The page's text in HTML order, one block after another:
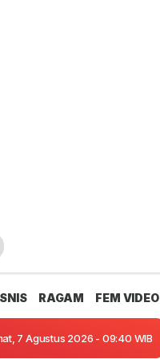
RAGAM FEM VIDEO
7 Agustus 2026 - 09:40 WIB